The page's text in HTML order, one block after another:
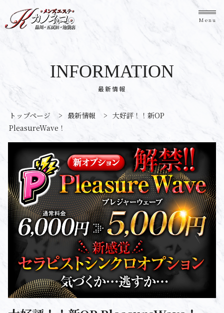
Menu
最新情報
INFORMATION
トップページ > 最新情報 > 大好評！！新OP
PleasureWave！